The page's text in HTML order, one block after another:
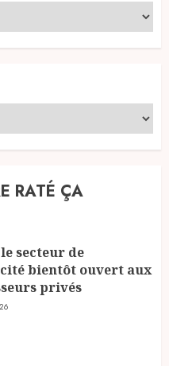
RATÉ ÇA
secteur de
bientôt ouvert aux
privés